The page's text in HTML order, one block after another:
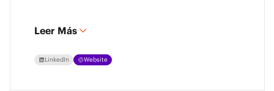
Leer Más
LinkedIn Website